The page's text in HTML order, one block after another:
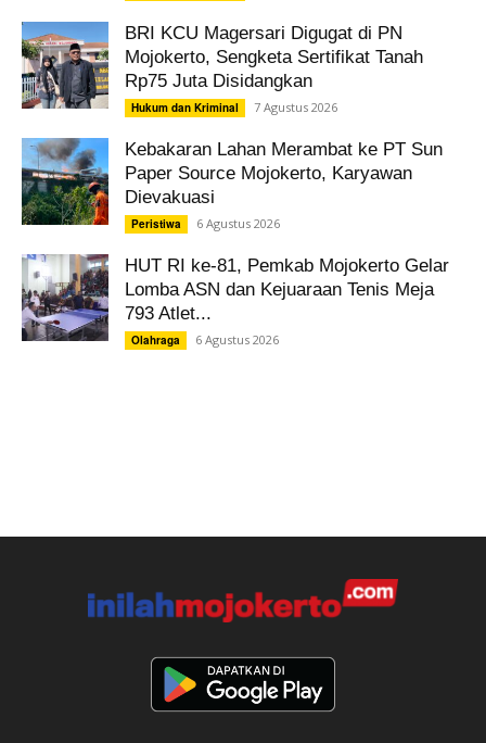
BRI KCU Magersari Digugat di PN
Mojokerto, Sengketa Sertifikat Tanah
Rp75 Juta Disidangkan
Hukum dan Kriminal 7 Agustus 2026
Kebakaran Lahan Merambat ke PT Sun
Paper Source Mojokerto, Karyawan
Dievakuasi
Peristiwa 6 Agustus 2026
HUT RI ke-81, Pemkab Mojokerto Gelar
Lomba ASN dan Kejuaraan Tenis Meja
793 Atlet...
Olahraga 6 Agustus 2026